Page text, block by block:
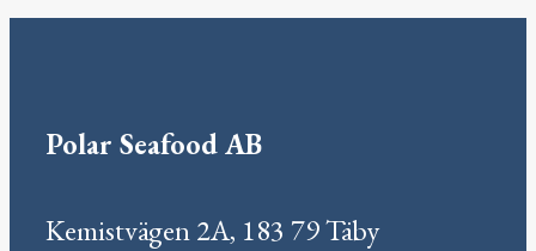
Polar Seafood AB
Kemistvägen 2A, 183 79 Täby